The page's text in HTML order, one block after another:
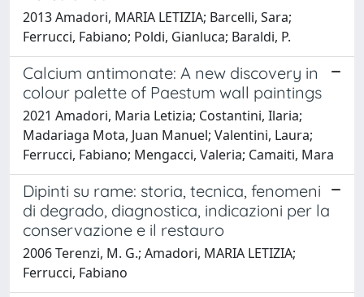
2013 Amadori, MARIA LETIZIA; Barcelli, Sara;
Ferrucci, Fabiano; Poldi, Gianluca; Baraldi, P.
Calcium antimonate: A new discovery in
colour palette of Paestum wall paintings
2021 Amadori, Maria Letizia; Costantini, Ilaria;
Madariaga Mota, Juan Manuel; Valentini, Laura;
Ferrucci, Fabiano; Mengacci, Valeria; Camaiti, Mara
Dipinti su rame: storia, tecnica, fenomeni
di degrado, diagnostica, indicazioni per la
conservazione e il restauro
2006 Terenzi, M. G.; Amadori, MARIA LETIZIA;
Ferrucci, Fabiano